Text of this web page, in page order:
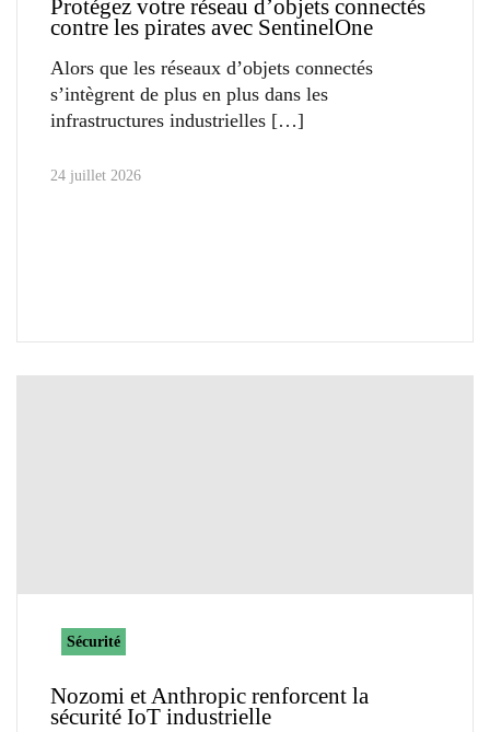
Protégez votre réseau d’objets connectés
contre les pirates avec SentinelOne
Alors que les réseaux d’objets connectés
s’intègrent de plus en plus dans les
infrastructures industrielles
24 juillet 2026
Sécurité
Nozomi et Anthropic renforcent la
sécurité IoT industrielle